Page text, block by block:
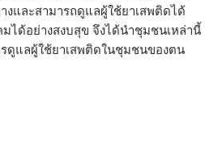
และสามารถดูแลผู้ใช้ยาเสพติดได้
ได้อย่างสงบสุข จึงได้นำชุมชนเหล่านี้
ดูแลผู้ใช้ยาเสพติดในชุมชนของตน